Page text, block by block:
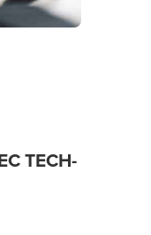
TECH-